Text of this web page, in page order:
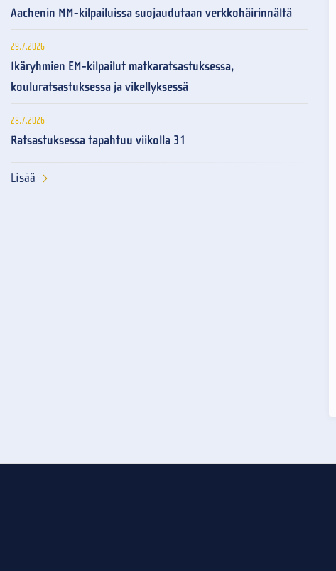
Aachenin MM-kilpailuissa suojaudutaan verkkohäirinnältä
29.7.2026
Ikäryhmien EM-kilpailut matkaratsastuksessa,
kouluratsastuksessa ja vikellyksessä
28.7.2026
Ratsastuksessa tapahtuu viikolla 31
Lisää